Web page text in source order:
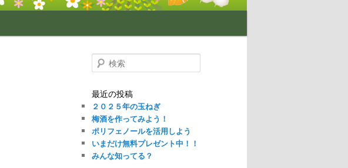
検
索
最近の投稿
２０２５年の玉ねぎ
梅酒を作ってみよう！
ポリフェノールを活用しよう
いまだけ無料プレゼント中！！
みんな知ってる？